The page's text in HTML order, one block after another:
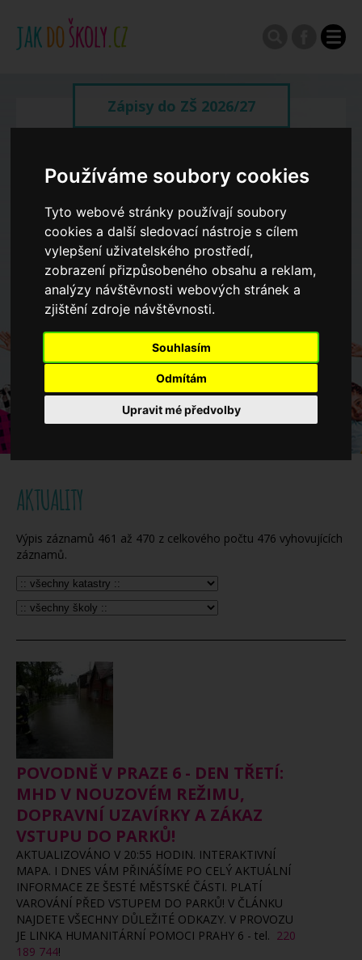
Používáme soubory cookies
Tyto webové stránky používají soubory
cookies a další sledovací nástroje s cílem
vylepšení uživatelského prostředí,
zobrazení přizpůsobeného obsahu a reklam,
analýzy návštěvnosti webových stránek a
zjištění zdroje návštěvnosti.
Souhlasím
Odmítám
Upravit mé předvolby
Zápisy do ZŠ 2026/27
Spádové oblasti ZŠ
Koncepce školství
Dny otevřených dveří ZŠ
Když potřebujete pomoci
Ročenka
AKTUALITY
Výpis záznamů 461 až 470 z celkového počtu 476 vyhovujících
záznamů.
POVODNĚ V PRAZE 6 - DEN TŘETÍ:
MHD V NOUZOVÉM REŽIMU,
DOPRAVNÍ UZAVÍRKY A ZÁKAZ
VSTUPU DO PARKŮ!
AKTUALIZOVÁNO V 20:55 HODIN. INTERAKTIVNÍ
MAPA. I DNES VÁM PŘINÁŠÍME PO CELÝ AKTUÁLNÍ
INFORMACE ZE ŠESTÉ MĚSTSKÉ ČÁSTI. PLATÍ
VAROVÁNÍ PŘED VSTUPEM DO PARKŮ! V ČLÁNKU
NAJDETE VŠECHNY DŮLEŽITÉ ODKAZY. V PROVOZU
JE LINKA HUMANITÁRNÍ POMOCI PRAHY 6 - tel. 220
189 744!